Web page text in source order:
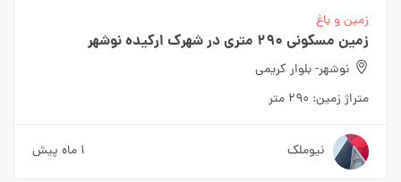
زمین و باغ
زمین مسکونی ۲۹۰ متری در شهرک ارکیده نوشهر
نوشهر- بلوار کریمی
متراژ زمین: ۲۹۰ متر
نیوملک ۱ ماه پیش